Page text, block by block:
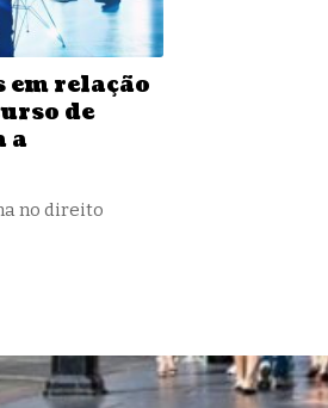
em relação
de
a
no direito